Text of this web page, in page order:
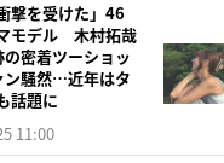
撃を受けた」46
モデル 木村拓哉
の密着ツーショッ
ン騒然…近年はタ
話題に
11:00